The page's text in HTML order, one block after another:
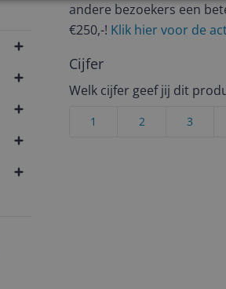
andere bezoekers een
€250,-! Klik hier voor de
Cijfer
Welk cijfer geef jij dit
3
2
1